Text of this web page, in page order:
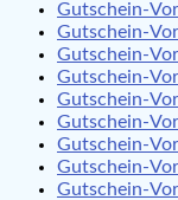
Gutschein-
Gutschein-
Gutschein-
Gutschein-
Gutschein-
Gutschein-
Gutschein-
Gutschein-
Gutschein-